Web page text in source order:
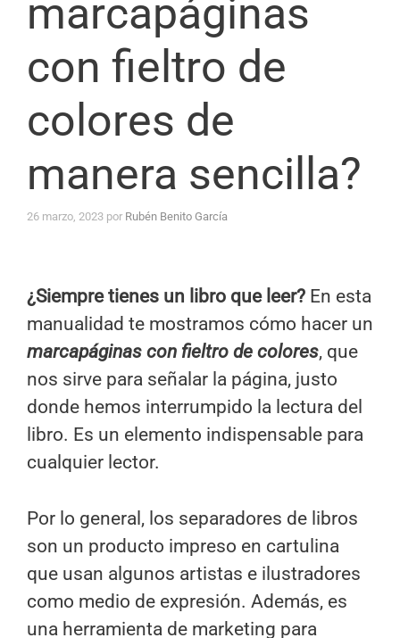
marcapáginas
con fieltro de
colores de
manera sencilla?
26 marzo, 2023 por Rubén Benito García
¿Siempre tienes un libro que leer? En esta
manualidad te mostramos cómo hacer un
marcapáginas con fieltro de colores, que
nos sirve para señalar la página, justo
donde hemos interrumpido la lectura del
libro. Es un elemento indispensable para
cualquier lector.
Por lo general, los separadores de libros
son un producto impreso en cartulina
que usan algunos artistas e ilustradores
como medio de expresión. Además, es
una herramienta de marketing para